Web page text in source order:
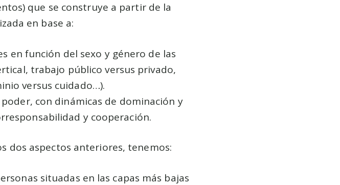
que se construye a partir de la
en base a:
en función del sexo y género de las
trabajo público versus privado,
versus cuidado…).
con dinámicas de dominación y
y cooperación.
dos aspectos anteriores, tenemos:
situadas en las capas más bajas